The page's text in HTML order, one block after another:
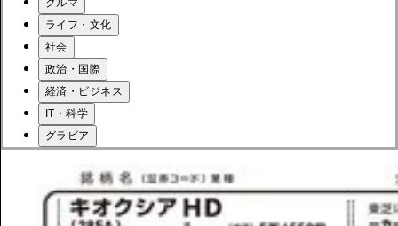
ライフ・文化
社会
政治・国際
経済・ビジネス
IT・科学
グラビア